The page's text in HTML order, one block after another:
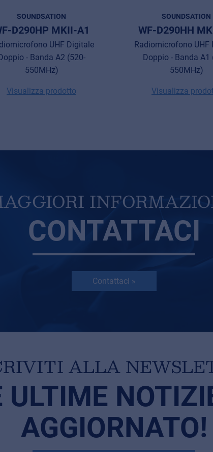
SOUNDSATION
D290HP MKII-A1
UHF Digitale
- Banda A2 (520-
550MHz)
Visualizza prodotto
SOUNDSATION
WF-D290HH
Radiomicrofono UHF
Doppio - Banda A1
550MHz)
Visualizza
CONTATTACI
Contattaci »
ALLA
ULTIME
AGGIORNATO!